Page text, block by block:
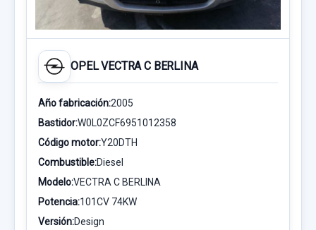
OPEL VECTRA C BERLINA
Año fabricación:2005
Bastidor:W0L0ZCF6951012358
Código motor:Y20DTH
Combustible:Diesel
Modelo:VECTRA C BERLINA
Potencia:101CV 74KW
Versión:Design